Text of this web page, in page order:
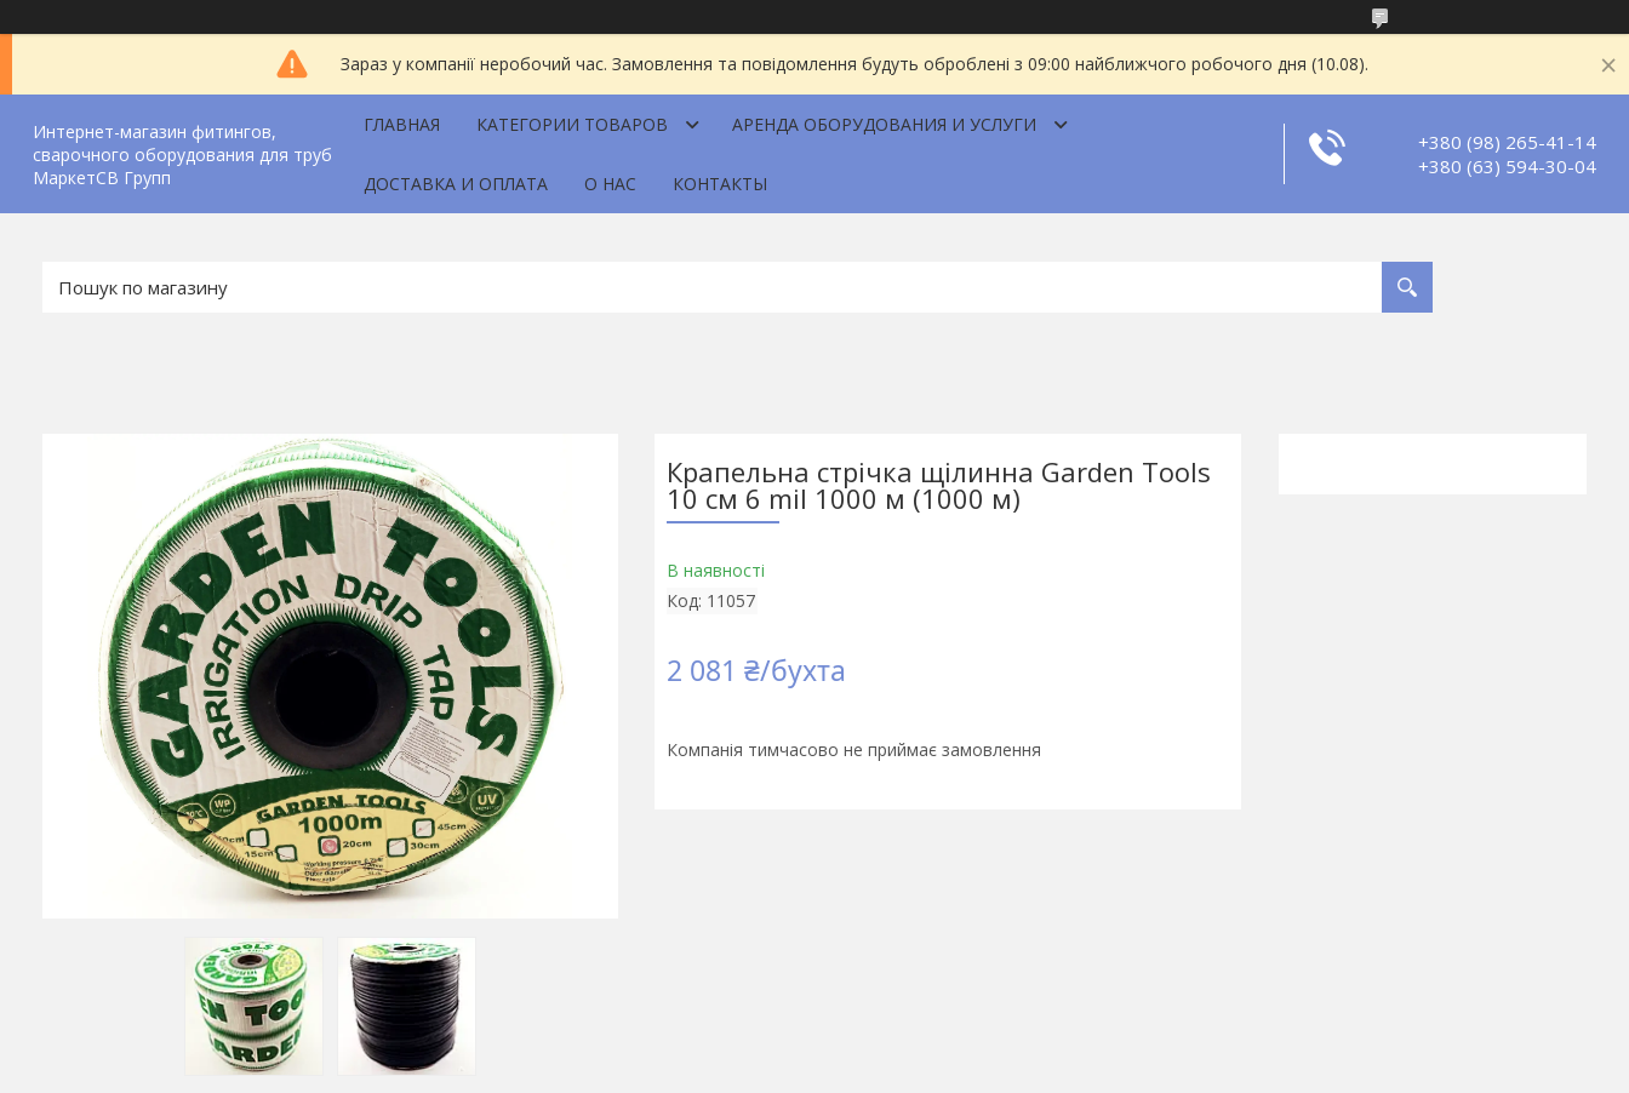
Зараз у компанії неробочий час. Замовлення та повідомлення будуть оброблені з 09:00 найближчого робочого дня (10.08).
Интернет-магазин фитингов,
сварочного оборудования для труб
МаркетСВ Групп
ГЛАВНАЯ КАТЕГОРИИ ТОВАРОВ АРЕНДА ОБОРУДОВАНИЯ И УСЛУГИ
ДОСТАВКА И ОПЛАТА О НАС КОНТАКТЫ
+380 (98) 265-41-14
+380 (63) 594-30-04
Крапельна стрічка щілинна Garden Tools
10 см 6 mil 1000 м (1000 м)
В наявності
Код: 11057
2 081 ₴/бухта
Компанія тимчасово не приймає замовлення